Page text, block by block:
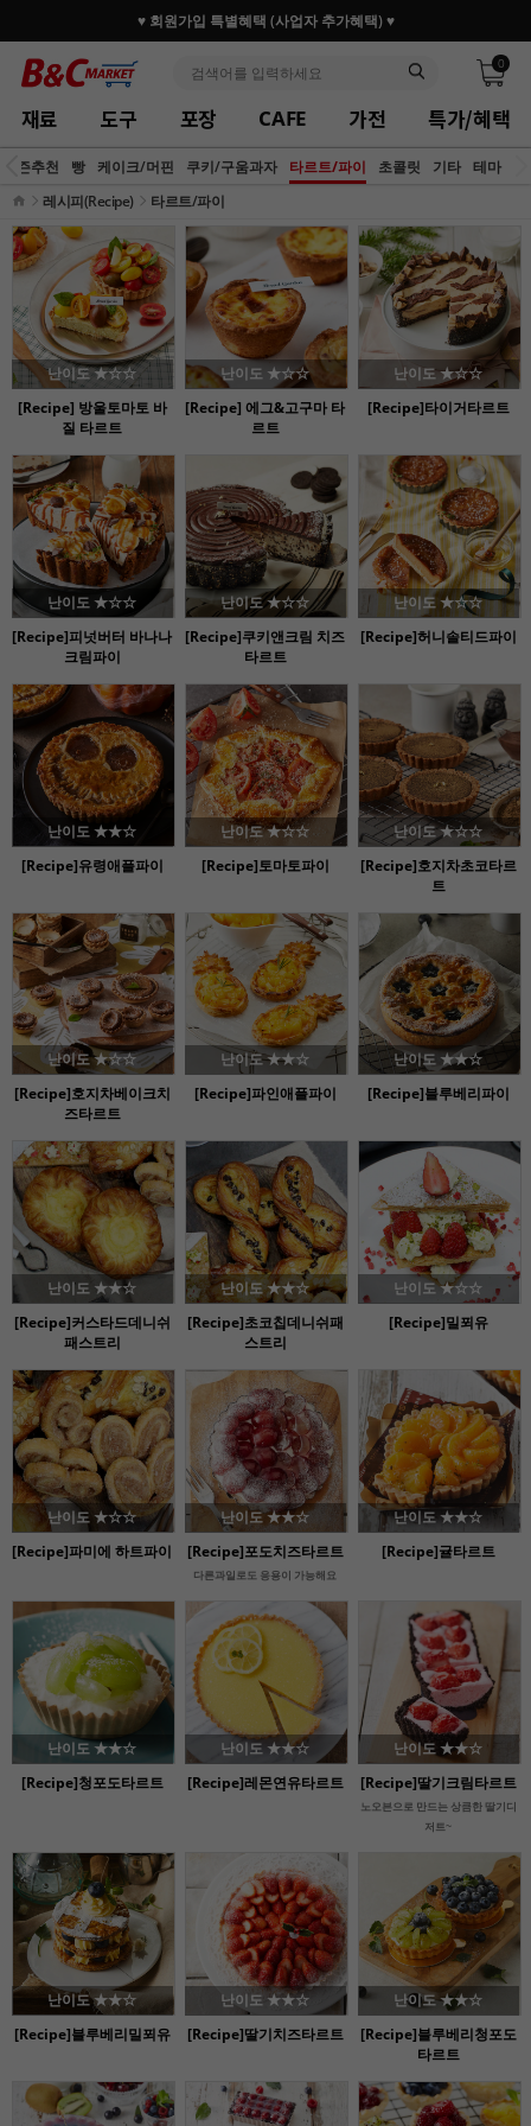
♥ 회원가입 특별혜택 (사업자 추가혜택) ♥
0
재료 도구 포장 CAFE 가전 특가/혜택
시즌추천 빵 케이크/머핀 쿠키/구움과자 타르트/파이 초콜릿 기타 테마
레시피(Recipe)
타르트/파이
난이도 ★☆☆
[Recipe] 방울토마토 바
질 타르트
난이도 ★☆☆
[Recipe] 에그&고구마 타
르트
난이도 ★☆☆
[Recipe]타이거타르트
난이도 ★☆☆
[Recipe]피넛버터 바나나
크림파이
난이도 ★☆☆
[Recipe]쿠키앤크림 치즈
타르트
난이도 ★☆☆
[Recipe]허니솔티드파이
난이도 ★★☆
[Recipe]유령애플파이
난이도 ★☆☆
[Recipe]토마토파이
난이도 ★☆☆
[Recipe]호지차초코타르
트
난이도 ★☆☆
[Recipe]호지차베이크치
즈타르트
난이도 ★★☆
[Recipe]파인애플파이
난이도 ★★☆
[Recipe]블루베리파이
난이도 ★★☆
[Recipe]커스타드데니쉬
패스트리
난이도 ★★☆
[Recipe]초코칩데니쉬패
스트리
난이도 ★☆☆
[Recipe]밀푀유
난이도 ★☆☆
[Recipe]파미에 하트파이
난이도 ★★☆
[Recipe]포도치즈타르트
다른과일로도 응용이 가능해요
난이도 ★★☆
[Recipe]귤타르트
난이도 ★★☆
[Recipe]청포도타르트
난이도 ★★☆
[Recipe]레몬연유타르트
난이도 ★★☆
[Recipe]딸기크림타르트
노오븐으로 만드는 상큼한 딸기디
저트~
난이도 ★★☆
[Recipe]블루베리밀푀유
난이도 ★★☆
[Recipe]딸기치즈타르트
난이도 ★★☆
[Recipe]블루베리청포도
타르트